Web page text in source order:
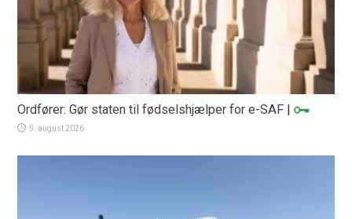
Ordfører: Gør staten til fødselshjælper for e-SAF |
5. august 2026